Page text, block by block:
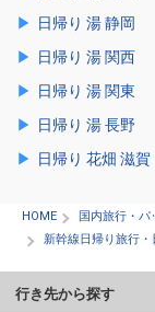
日帰り 湯 静岡
日帰り 湯 関西
日帰り 湯 関東
日帰り 湯 長野
日帰り 花畑 滋賀
HOME
国内旅行・
新幹線日帰り旅行・
行き先から探す